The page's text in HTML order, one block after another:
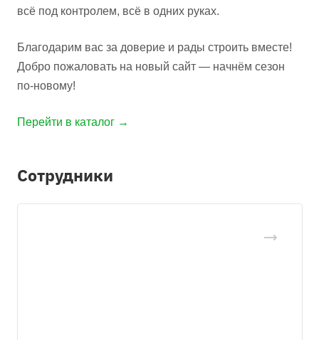
всё под контролем, всё в одних руках.
Благодарим вас за доверие и рады строить вместе!
Добро пожаловать на новый сайт — начнём сезон
по-новому!
Перейти в каталог →
Сотрудники